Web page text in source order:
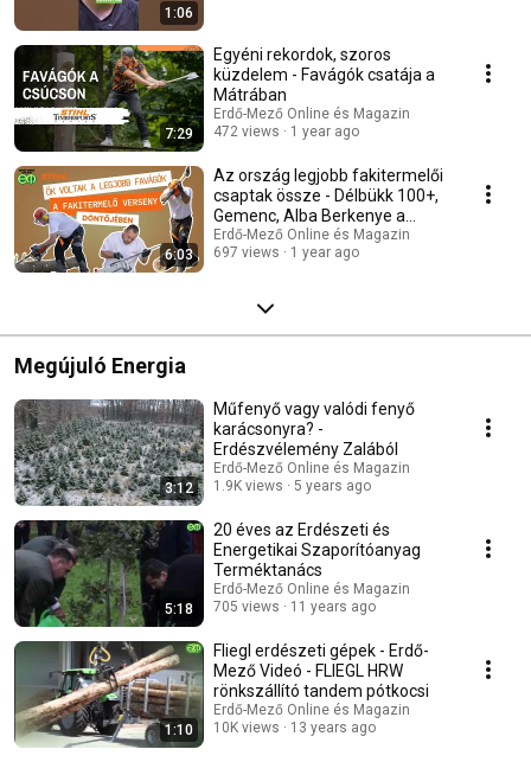
1:06
7:29
Egyéni rekordok, szoros
küzdelem - Favágók csatája a
Mátrában
Erdő-Mező Online és Magazin
472 views
1 year ago
6:03
Az ország legjobb fakitermelői
csaptak össze - Délbükk 100+,
Gemenc, Alba Berkenye a
dobogón
Erdő-Mező Online és Magazin
697 views
1 year ago
Megújuló Energia
3:12
Műfenyő vagy valódi fenyő
karácsonyra? -
Erdészvélemény Zalából
Erdő-Mező Online és Magazin
1.9K views
5 years ago
5:18
20 éves az Erdészeti és
Energetikai Szaporítóanyag
Terméktanács
Erdő-Mező Online és Magazin
705 views
11 years ago
1:10
Fliegl erdészeti gépek - Erdő-
Mező Videó - FLIEGL HRW
rönkszállító tandem pótkocsi
Erdő-Mező Online és Magazin
10K views
13 years ago